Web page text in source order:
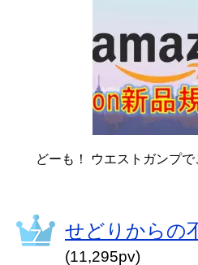
どーも！ ウエストガンプ
せどりからの
(11,295pv)